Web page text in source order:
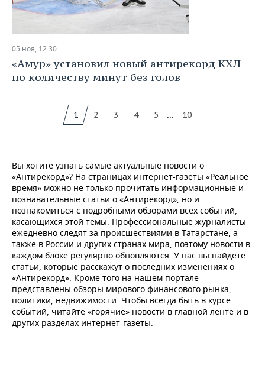
05 ноя, 12:30
«Амур» установил новый антирекорд КХЛ
по количеству минут без голов
1 2 3 4 5 ... 10
Вы хотите узнать самые актуальные новости о
«Антирекорд»? На страницах интернет-газеты «Реальное
время» можно не только прочитать информационные и
познавательные статьи о «Антирекорд», но и
познакомиться с подробными обзорами всех событий,
касающихся этой темы. Профессиональные журналисты
ежедневно следят за происшествиями в Татарстане, а
также в России и других странах мира, поэтому новости в
каждом блоке регулярно обновляются. У нас вы найдете
статьи, которые расскажут о последних изменениях о
«Антирекорд». Кроме того на нашем портале
представлены обзоры мирового финансового рынка,
политики, недвижимости. Чтобы всегда быть в курсе
событий, читайте «горячие» новости в главной ленте и в
других разделах интернет-газеты.